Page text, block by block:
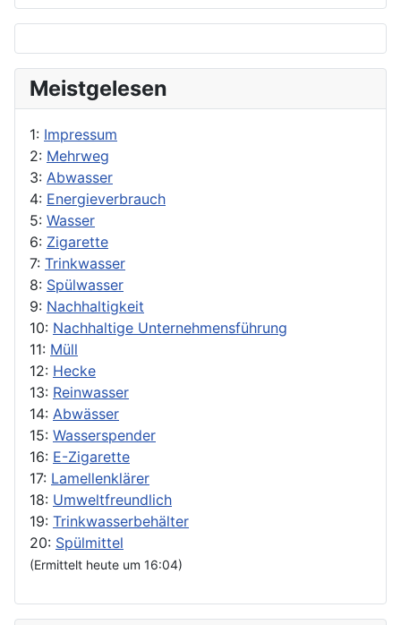
Meistgelesen
1: Impressum
2: Mehrweg
3: Abwasser
4: Energieverbrauch
5: Wasser
6: Zigarette
7: Trinkwasser
8: Spülwasser
9: Nachhaltigkeit
10: Nachhaltige Unternehmensführung
11: Müll
12: Hecke
13: Reinwasser
14: Abwässer
15: Wasserspender
16: E-Zigarette
17: Lamellenklärer
18: Umweltfreundlich
19: Trinkwasserbehälter
20: Spülmittel
(Ermittelt heute um 16:04)